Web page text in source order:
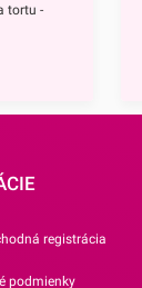
tortu -
-
skvelýmregistrácia
podmienky